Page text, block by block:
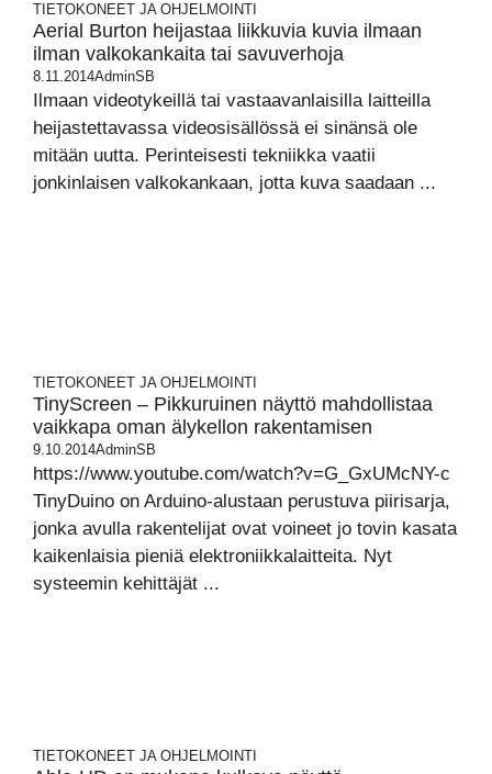
TIETOKONEET JA OHJELMOINTI
Aerial Burton heijastaa liikkuvia kuvia ilmaan
ilman valkokankaita tai savuverhoja
8.11.2014AdminSB
Ilmaan videotykeillä tai vastaavanlaisilla laitteilla
heijastettavassa videosisällössä ei sinänsä ole
mitään uutta. Perinteisesti tekniikka vaatii
jonkinlaisen valkokankaan, jotta kuva saadaan ...
TIETOKONEET JA OHJELMOINTI
TinyScreen – Pikkuruinen näyttö mahdollistaa
vaikkapa oman älykellon rakentamisen
9.10.2014AdminSB
https://www.youtube.com/watch?v=G_GxUMcNY-c
TinyDuino on Arduino-alustaan perustuva piirisarja,
jonka avulla rakentelijat ovat voineet jo tovin kasata
kaikenlaisia pieniä elektroniikkalaitteita. Nyt
systeemin kehittäjät ...
TIETOKONEET JA OHJELMOINTI